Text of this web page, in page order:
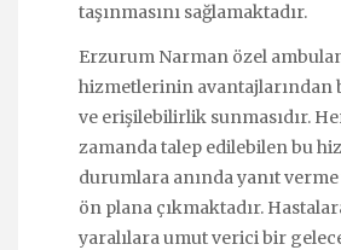
taşınmasını sağlamaktadır.
Erzurum Narman özel
hizmetlerinin avantajlarından
ve erişilebilirlik sunmasıdır.
zamanda talep edilebilen bu
durumlara anında yanıt
ön plana çıkmaktadır.
yaralılara umut verici bir